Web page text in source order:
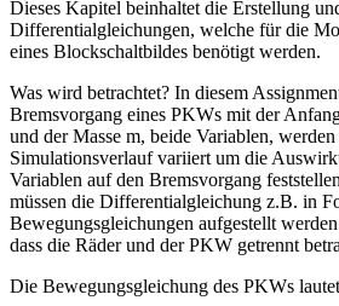
Dieses Kapitel beinhaltet die Erstellung
Differentialgleichungen, welche für die
eines Blockschaltbildes benötigt werden.
Was wird betrachtet? In diesem
Bremsvorgang eines PKWs mit der
und der Masse m, beide Variablen, werden
Simulationsverlauf variiert um die
Variablen auf den Bremsvorgang
müssen die Differentialgleichung z.B. in
Bewegungsgleichungen aufgestellt
dass die Räder und der PKW getrennt
Die Bewegungsgleichung des PKWs